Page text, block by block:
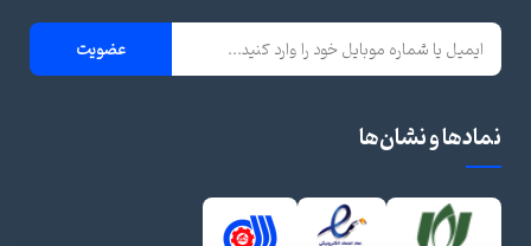
عضویت
نمادها و نشان‌ها